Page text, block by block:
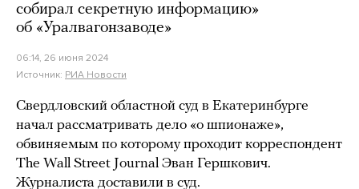
собирал секретную информацию»
об «Уралвагонзаводе»
06:14, 26 июня 2024
Источник: РИА Новости
Свердловский областной суд в Екатеринбурге
начал рассматривать дело «о шпионаже»,
обвиняемым по которому проходит корреспондент
The Wall Street Journal Эван Гершкович.
Журналиста доставили в суд.